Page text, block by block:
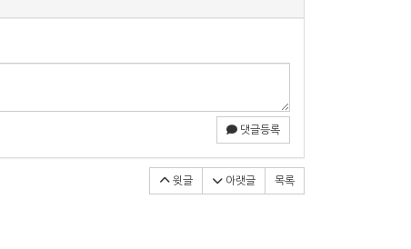
댓글등록
윗글 아랫글 목록